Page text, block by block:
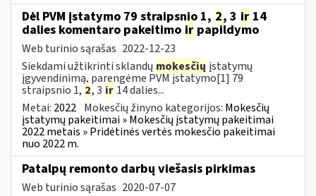
Dėl PVM įstatymo 79 straipsnio 1, 2, 3 ir 14
dalies komentaro pakeitimo ir papildymo
Web turinio sąrašas 2022-12-23
Siekdami užtikrinti sklandų mokesčių įstatymų
įgyvendinimą, parengėme PVM įstatymo[1] 79
straipsnio 1, 2, 3 ir 14 dalies...
Metai: 2022 Mokesčių žinyno kategorijos: Mokesčių
įstatymų pakeitimai » Mokesčių įstatymų pakeitimai
2022 metais » Pridėtinės vertės mokesčio pakeitimai
nuo 2022 m.
Patalpų remonto darbų viešasis pirkimas
Web turinio sąrašas 2020-07-07